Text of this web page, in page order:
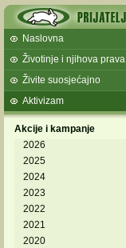
Naslovna
Životinje i njihova prava
Živite suosjećajno
Aktivizam
Akcije i kampanje
2026
2025
2024
2023
2022
2021
2020